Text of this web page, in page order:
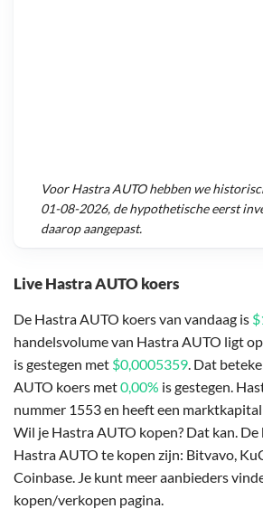
Live Hastra AUTO koers
De Hastra AUTO koers van vandaag is
handelsvolume van Hastra AUTO ligt
is gestegen met $0,0005359. Dat
AUTO koers met0,00% is gestegen.
nummer 1553 en heeft een
Wil je Hastra AUTO kopen? Dat kan.
Hastra AUTO te kopen zijn: Bitvavo,
Coinbase. Je kunt meer aanbieders
kopen/verkopen pagina.
VoorHastra AUTOhebben we
01-08-2026, de hypothetische eerst
daarop aangepast.